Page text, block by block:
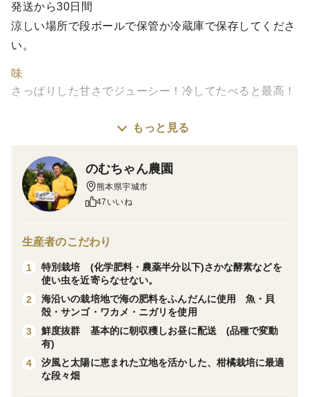
発送から30日間
涼しい場所で段ボールで保管か冷蔵庫で保存してくださ
い。
味
さっぱりした甘さでジューシー！冷してたべると最高！
栽培・生産のこだわり
魚の酵素で病気に強い元気な木を栽培
樹齢15～40年のレアな木
農薬の節減率 40％
産地の特徴
熊本発祥の河内晩柑 地元不知火町では【ジューシーオ
レンジ】と言われております。
もっと見る
のむちゃん農園
熊本県宇城市
47いいね
生産者のこだわり
1
特別栽培 (化学肥料・農薬半分以下)さかな酵素などを
使い虫を近寄らなせない。
2
海沿いの栽培地で海の肥料をふんだんに使用 魚・貝
殻・サンゴ・ワカメ・ニガリを使用
3
鮮度抜群 基本的に朝収穫しお昼に配送 (品種で変動
有)
4
汐風と太陽に恵まれた立地を活かした、柑橘栽培に最適
な段々畑